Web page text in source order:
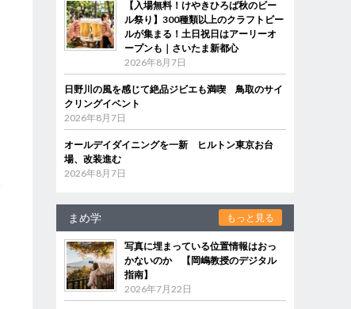
【入場無料！けやきひろば秋のビー
ル祭り】300種類以上のクラフトビー
ルが集まる！土日祝日はアーリーオ
ープンも｜さいたま新都心
2026年8月7日
日野川の風を感じて絶品ジビエも満喫 鳥取のサイ
クリングイベント
2026年8月7日
オールデイダイニングを一新 ヒルトン東京お台
場、改装進む
2026年8月7日
まめ学 もっと見る
写真に埋まっている位置情報はおっ
かないのか 【岡嶋教授のデジタル
指南】
2026年7月22日